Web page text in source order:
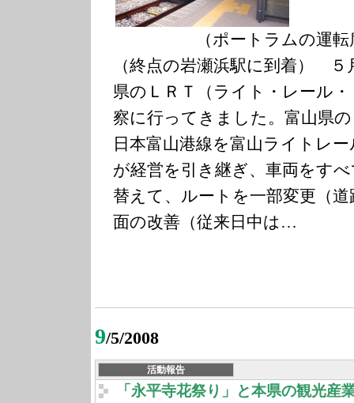
（ポートラム
（終点の岩瀬浜駅に到着） ５
県のＬＲＴ（ライト・レール
察に行ってきました。富山県
日本富山港線を富山ライトレ
が経営を引き継ぎ、車両をす
替えて、ルートを一部変更（
面の改善（従来日中は…
9/5/2008
活動報告
「永平寺花祭り」と本県の観光産